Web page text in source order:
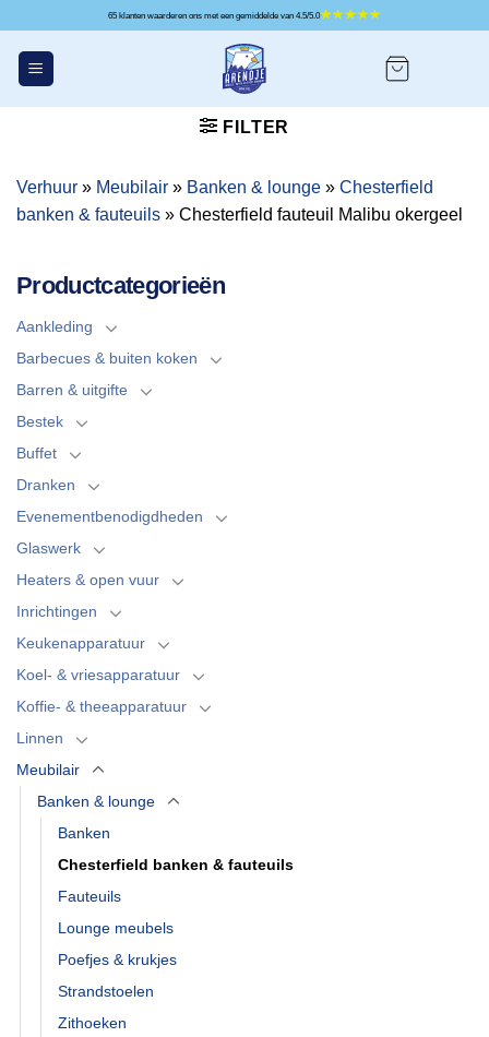
inhoud
65 klanten waarderen ons met een gemiddelde van 4.5/5.0
FILTER
Verhuur » Meubilair » Banken & lounge » Chesterfield
banken & fauteuils » Chesterfield fauteuil Malibu okergeel
Productcategorieën
Aankleding
Barbecues & buiten koken
Barren & uitgifte
Bestek
Buffet
Dranken
Evenementbenodigdheden
Glaswerk
Heaters & open vuur
Inrichtingen
Keukenapparatuur
Koel- & vriesapparatuur
Koffie- & theeapparatuur
Linnen
Meubilair
Banken & lounge
Banken
Chesterfield banken & fauteuils
Fauteuils
Lounge meubels
Poefjes & krukjes
Strandstoelen
Zithoeken